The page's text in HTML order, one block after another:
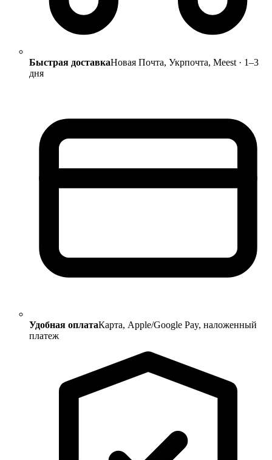
Быстрая доставкаНовая Почта, Укрпочта, Meest · 1–3
дня
Удобная оплатаКарта, Apple/Google Pay, наложенный
платеж